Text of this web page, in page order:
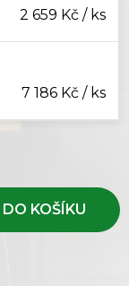
2 659 Kč / ks
7 186 Kč / ks